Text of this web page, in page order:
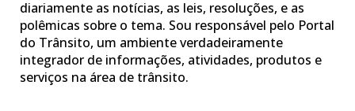
diariamente as notícias, as leis, resoluções, e as
polêmicas sobre o tema. Sou responsável pelo Portal
do Trânsito, um ambiente verdadeiramente
integrador de informações, atividades, produtos e
serviços na área de trânsito.